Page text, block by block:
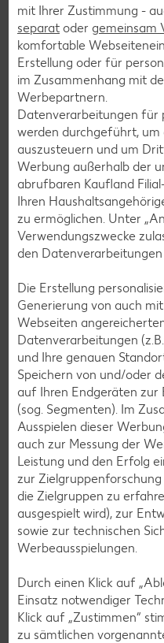
Smoothie-Rezepte
Bowle-Rezepte
Cocktail-Rezepte
Avocado-Rezepte
Erdbeer-Rezepte
Blaubeer-Rezepte
Bananen-Rezepte
Zurück
Glutenfreie Rezepte
Wer auf Gluten
Vielfalt und Geschmack
mit unseren glutenfreien
die nicht nur verträglich,
mit Ihrer Zustimmung -
separat oder gemeinsam
komfortable
Erstellung oder für
im Zusammenhang mit
Werbepartnern.
Datenverarbeitungen für
werden durchgeführt, um
auszusteuern und um
Werbung außerhalb der
abrufbaren Kaufland
Ihren
zu ermöglichen. Unter
Verwendungszwecke
den
Die Erstellung
Generierung von auch
Webseiten
Datenverarbeitungen
und Ihre genauen
Speichern von und/oder
auf Ihren Endgeräten zur
(sog. Segmenten). Im
Ausspielen dieser
auch zur Messung der
Leistung und den Erfolg
zur
die Zielgruppen zu
ausgespielt wird), zur
sowie zur technischen
Werbeausspielungen.
Durch einen Klick auf
Einsatz notwendiger
Klick auf „Zustimmen“
zu sämtlichen